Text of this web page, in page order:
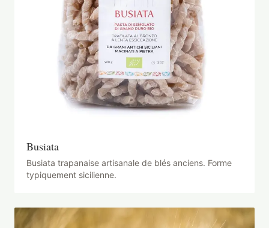
Busiata
Busiata trapanaise artisanale de blés anciens. Forme
typiquement sicilienne.